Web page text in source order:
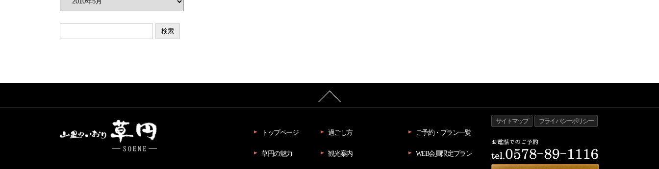
イ
トップページ
草円の魅力
過ごし方
観光案内
ご予約・プラン一覧
WEB会員限定プラン
サイトマップ プライバシーポリシー